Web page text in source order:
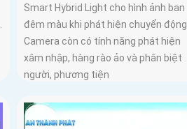
Smart Hybrid Light cho hình ảnh ban
đêm màu khi phát hiện chuyển động.
Camera còn có tính năng phát hiện
xâm nhập, hàng rào ảo và phân biệt
người, phương tiện